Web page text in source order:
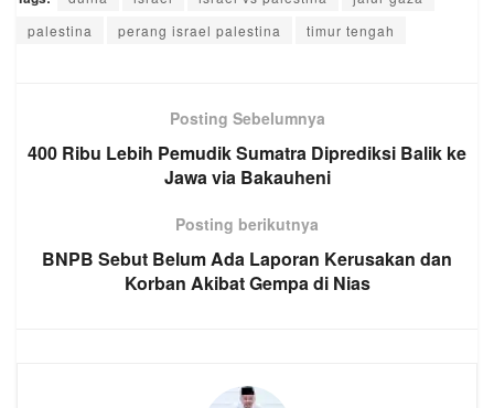
palestina
perang israel palestina timur tengah
Posting Sebelumnya
400 Ribu Lebih Pemudik Sumatra Diprediksi Balik ke
Jawa via Bakauheni
Posting berikutnya
BNPB Sebut Belum Ada Laporan Kerusakan dan
Korban Akibat Gempa di Nias